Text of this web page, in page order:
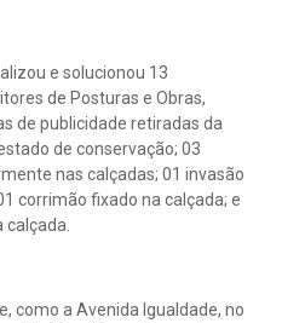
e solucionou 13
de Posturas e Obras,
de publicidade retiradas da
de conservação; 03
nas calçadas; 01 invasão
corrimão fixado na calçada; e
calçada.
como a Avenida Igualdade, no